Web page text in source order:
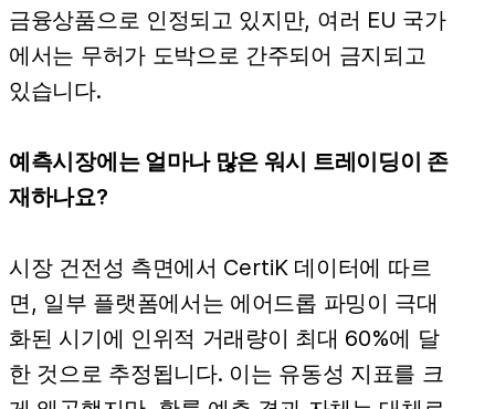
금융상품으로 인정되고 있지만, 여러 EU 국가
에서는 무허가 도박으로 간주되어 금지되고
있습니다.
예측시장에는 얼마나 많은 워시 트레이딩이 존
재하나요?
시장 건전성 측면에서 CertiK 데이터에 따르
면, 일부 플랫폼에서는 에어드롭 파밍이 극대
화된 시기에 인위적 거래량이 최대 60%에 달
한 것으로 추정됩니다. 이는 유동성 지표를 크